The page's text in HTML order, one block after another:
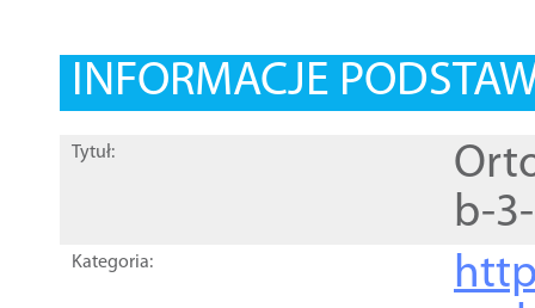
INFORMACJE
Tytuł:
b-
Kategoria: